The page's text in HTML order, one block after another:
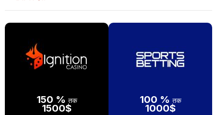
150 % तक
1500$
100 % तक
1000$